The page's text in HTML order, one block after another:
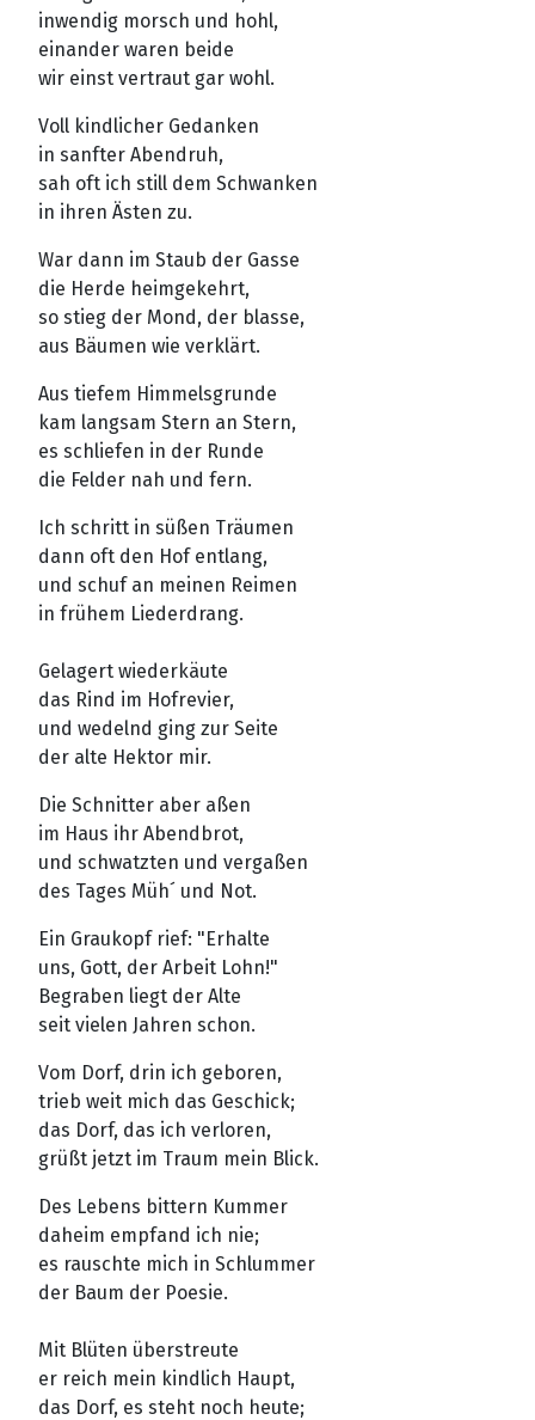
inwendig morsch und hohl,
einander waren beide
wir einst vertraut gar wohl.
Voll kindlicher Gedanken
in sanfter Abendruh,
sah oft ich still dem Schwanken
in ihren Ästen zu.
War dann im Staub der Gasse
die Herde heimgekehrt,
so stieg der Mond, der blasse,
aus Bäumen wie verklärt.
Aus tiefem Himmelsgrunde
kam langsam Stern an Stern,
es schliefen in der Runde
die Felder nah und fern.
Ich schritt in süßen Träumen
dann oft den Hof entlang,
und schuf an meinen Reimen
in frühem Liederdrang.
Gelagert wiederkäute
das Rind im Hofrevier,
und wedelnd ging zur Seite
der alte Hektor mir.
Die Schnitter aber aßen
im Haus ihr Abendbrot,
und schwatzten und vergaßen
des Tages Müh´ und Not.
Ein Graukopf rief: "Erhalte
uns, Gott, der Arbeit Lohn!"
Begraben liegt der Alte
seit vielen Jahren schon.
Vom Dorf, drin ich geboren,
trieb weit mich das Geschick;
das Dorf, das ich verloren,
grüßt jetzt im Traum mein Blick.
Des Lebens bittern Kummer
daheim empfand ich nie;
es rauschte mich in Schlummer
der Baum der Poesie.
Mit Blüten überstreute
er reich mein kindlich Haupt,
das Dorf, es steht noch heute;